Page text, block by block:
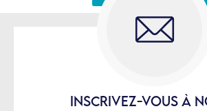
INSCRIVEZ-VOUS À